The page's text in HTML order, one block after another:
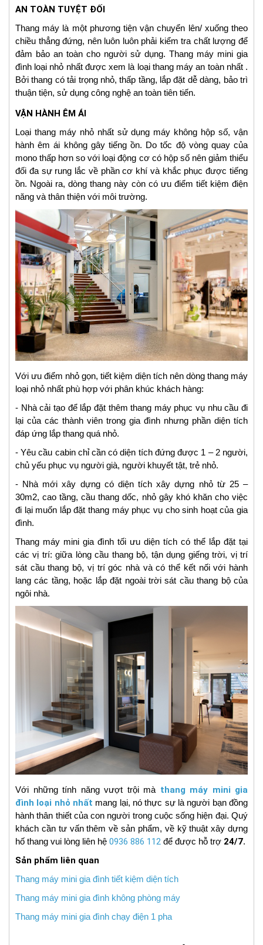
AN TOÀN TUYỆT ĐỐI
Thang máy là một phương tiện vận chuyển lên/ xuống theo
chiều thẳng đứng, nên luôn luôn phải kiểm tra chất lượng để
đảm bảo an toàn cho người sử dụng. Thang máy mini gia
đình loại nhỏ nhất được xem là loại thang máy an toàn nhất .
Bởi thang có tải trọng nhỏ, thấp tầng, lắp đặt dễ dàng, bảo trì
thuận tiện, sử dụng công nghệ an toàn tiên tiến.
VẬN HÀNH ÊM ÁI
Loại thang máy nhỏ nhất sử dụng máy không hộp số, vận
hành êm ái không gây tiếng ồn. Do tốc độ vòng quay của
mono thấp hơn so với loại động cơ có hộp số nên giảm thiểu
đối đa sự rung lắc về phần cơ khí và khắc phục được tiếng
ồn. Ngoài ra, dòng thang này còn có ưu điểm tiết kiệm điện
năng và thân thiện với môi trường.
Với ưu điểm nhỏ gọn, tiết kiệm diện tích nên dòng thang máy
loại nhỏ nhất phù hợp với phân khúc khách hàng:
- Nhà cải tạo để lắp đặt thêm thang máy phục vụ nhu cầu đi
lại của các thành viên trong gia đình nhưng phần diện tích
đáp ứng lắp thang quá nhỏ.
- Yêu cầu cabin chỉ cần có diện tích đứng được 1 – 2 người,
chủ yếu phục vụ người già, người khuyết tật, trẻ nhỏ.
- Nhà mới xây dựng có diện tích xây dựng nhỏ từ 25 –
30m2, cao tầng, cầu thang dốc, nhỏ gây khó khăn cho việc
đi lại muốn lắp đặt thang máy phục vụ cho sinh hoạt của gia
đình.
Thang máy mini gia đình tối ưu diện tích có thể lắp đặt tại
các vị trí: giữa lòng cầu thang bộ, tận dụng giếng trời, vị trí
sát cầu thang bộ, vị trí góc nhà và có thể kết nối với hành
lang các tầng, hoặc lắp đặt ngoài trời sát cầu thang bộ của
ngôi nhà.
Với những tính năng vượt trội mà thang máy mini gia
đình loại nhỏ nhất mang lại, nó thực sự là người bạn đồng
hành thân thiết của con người trong cuộc sống hiện đại. Quý
khách cần tư vấn thêm về sản phẩm, về kỹ thuật xây dựng
hố thang vui lòng liên hệ 0936 886 112 để được hỗ trợ 24/7.
Sản phẩm liên quan
Thang máy mini gia đình tiết kiệm diện tích
Thang máy mini gia đình không phòng máy
Thang máy mini gia đình chạy điện 1 pha